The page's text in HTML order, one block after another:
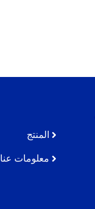
المنتج
معلومات عنا